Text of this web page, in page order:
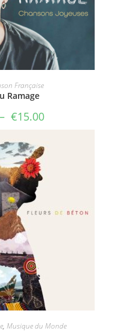
Française
Ramage
– €15.00Plage
de
à
€15.00
, Musique du Monde